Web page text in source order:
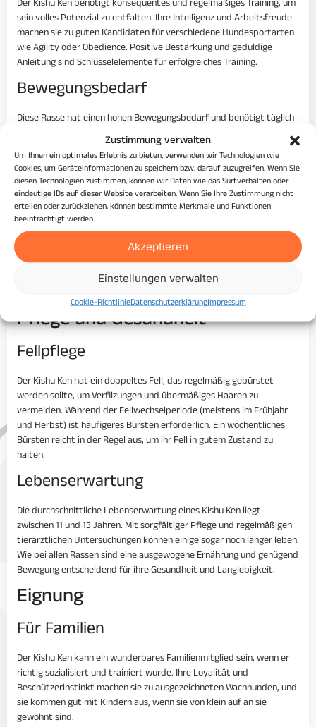
Zustimmung verwalten
Um Ihnen ein optimales Erlebnis zu bieten, verwenden wir Technologien wie
Cookies, um Geräteinformationen zu speichern bzw. darauf zuzugreifen. Wenn Sie
diesen Technologien zustimmen, können wir Daten wie das Surfverhalten oder
eindeutige IDs auf dieser Website verarbeiten. Wenn Sie Ihre Zustimmung nicht
erteilen oder zurückziehen, können bestimmte Merkmale und Funktionen
beeinträchtigt werden.
Akzeptieren
Einstellungen verwalten
Cookie-RichtlinieDatenschutzerklärungImpressum
Der Kishu Ken benötigt konsequentes und regelmäßiges Training, um
sein volles Potenzial zu entfalten. Ihre Intelligenz und Arbeitsfreude
machen sie zu guten Kandidaten für verschiedene Hundesportarten
wie Agility oder Obedience. Positive Bestärkung und geduldige
Anleitung sind Schlüsselelemente für erfolgreiches Training.
Bewegungsbedarf
Diese Rasse hat einen hohen Bewegungsbedarf und benötigt täglich
mindestens eine Stunde intensive körperliche Aktivität. Sie
profitieren von Aktivitäten, die sowohl ihren Körper als auch ihren
Geist herausfordern, wie z.B. Suchspiele oder Hindernisparcours.
Besondere Anforderungen
Da der Kishu Ken ursprünglich als Jagdhund gezüchtet wurde,
besitzen sie einen starken Beutetrieb. Es ist wichtig, dies bei
Spaziergängen im Freien zu berücksichtigen. Ein sicher eingezäuntes
Gelände und kontrollierte Leinenführung sind oft notwendig. Die
frühe Sozialisierung und fortlaufendes Training sind entscheidend,
Pflege und Gesundheit
Fellpflege
Der Kishu Ken hat ein doppeltes Fell, das regelmäßig gebürstet
werden sollte, um Verfilzungen und übermäßiges Haaren zu
vermeiden. Während der Fellwechselperiode (meistens im Frühjahr
und Herbst) ist häufigeres Bürsten erforderlich. Ein wöchentliches
Bürsten reicht in der Regel aus, um ihr Fell in gutem Zustand zu
halten.
Lebenserwartung
Die durchschnittliche Lebenserwartung eines Kishu Ken liegt
zwischen 11 und 13 Jahren. Mit sorgfältiger Pflege und regelmäßigen
tierärztlichen Untersuchungen können einige sogar noch länger leben.
Wie bei allen Rassen sind eine ausgewogene Ernährung und genügend
Bewegung entscheidend für ihre Gesundheit und Langlebigkeit.
Eignung
Für Familien
Der Kishu Ken kann ein wunderbares Familienmitglied sein, wenn er
richtig sozialisiert und trainiert wurde. Ihre Loyalität und
Beschützerinstinkt machen sie zu ausgezeichneten Wachhunden, und
sie kommen gut mit Kindern aus, wenn sie von klein auf an sie
gewöhnt sind.